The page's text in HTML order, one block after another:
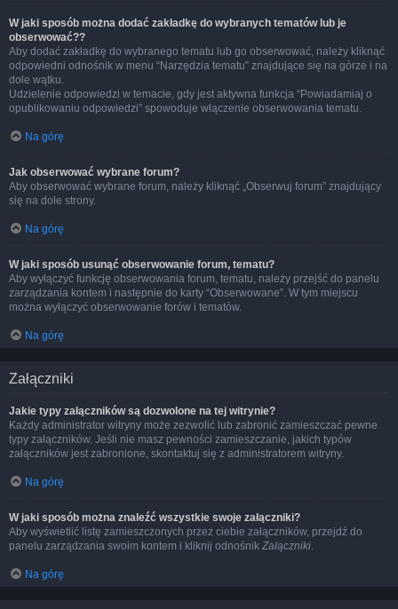
W jaki sposób można dodać zakładkę do wybranych tematów lub je
obserwować??
Aby dodać zakładkę do wybranego tematu lub go obserwować, należy kliknąć
odpowiedni odnośnik w menu “Narzędzia tematu” znajdujące się na górze i na
dole wątku.
Udzielenie odpowiedzi w temacie, gdy jest aktywna funkcja “Powiadamiaj o
opublikowaniu odpowiedzi” spowoduje włączenie obserwowania tematu.
Na górę
Jak obserwować wybrane forum?
Aby obserwować wybrane forum, należy kliknąć „Obserwuj forum” znajdujący
się na dole strony.
Na górę
W jaki sposób usunąć obserwowanie forum, tematu?
Aby wyłączyć funkcję obserwowania forum, tematu, należy przejść do panelu
zarządzania kontem i następnie do karty “Obserwowane”. W tym miejscu
można wyłączyć obserwowanie forów i tematów.
Na górę
Załączniki
Jakie typy załączników są dozwolone na tej witrynie?
Każdy administrator witryny może zezwolić lub zabronić zamieszczać pewne
typy załączników. Jeśli nie masz pewności zamieszczanie, jakich typów
załączników jest zabronione, skontaktuj się z administratorem witryny.
Na górę
W jaki sposób można znaleźć wszystkie swoje załączniki?
Aby wyświetlić listę zamieszczonych przez ciebie załączników, przejdź do
panelu zarządzania swoim kontem i kliknij odnośnik Załączniki.
Na górę